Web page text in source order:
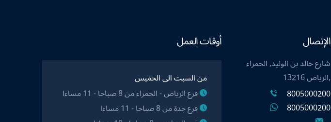
الإتصال
شارع خالد بن الوليد, الحمراء
,الرياض 13216
8005000200
8005000200
أوقات العمل
من السبت الى الخميس
فرع الرياض - الحمراء من 8 صباحا - 11 مساءا
فرع جدة من 8 صباحا - 11 مساءا